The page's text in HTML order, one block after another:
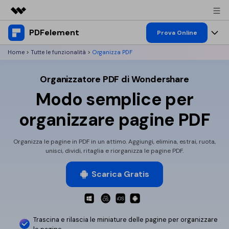
Prodotti in evidenza
Creatività digitale AIGC
Panoramica
Soluzione
Chi siamo
PDFelement Prova Online
Prodotti
Desktop
PDFelement per Windows
PDFelement per Mac
Mobile App
PDFelement per iPhone/iPad
PDFelement per Android
Funzionalità
PDF Editor
Visualizza PDF
Annota PDF
Crea PDF
Unisci PDF
Esempi PDF gratuiti
Come modificare PDF
Conoscenza su PDF
Top PDF Editor
PMI da 1 a 10 utenti
Azienda con 10+ utenti
Acquista Ora Accedi
Home > Tutte le funzionalità > Organizza PDF
Organizzatore PDF di Wondershare
Modo semplice per
organizzare pagine PDF
Organizza le pagine in PDF in un attimo. Aggiungi, elimina, estrai, ruota,
unisci, dividi, ritaglia e riorganizza le pagine PDF.
Scarica Gratis
Trascina e rilascia le miniature delle pagine per organizzare